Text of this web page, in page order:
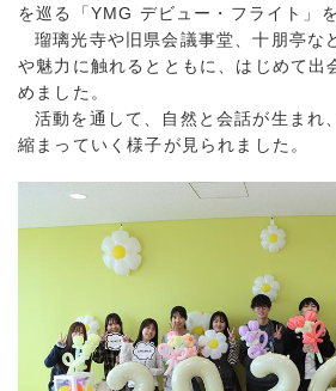
を巡る「YMG デビュー・フライト」
瑠璃光寺や旧県会議事堂、十朋亭な
や魅力に触れるとともに、はじめて出
めました。
活動を通して、自然と会話が生まれ
縮まっていく様子が見られました。